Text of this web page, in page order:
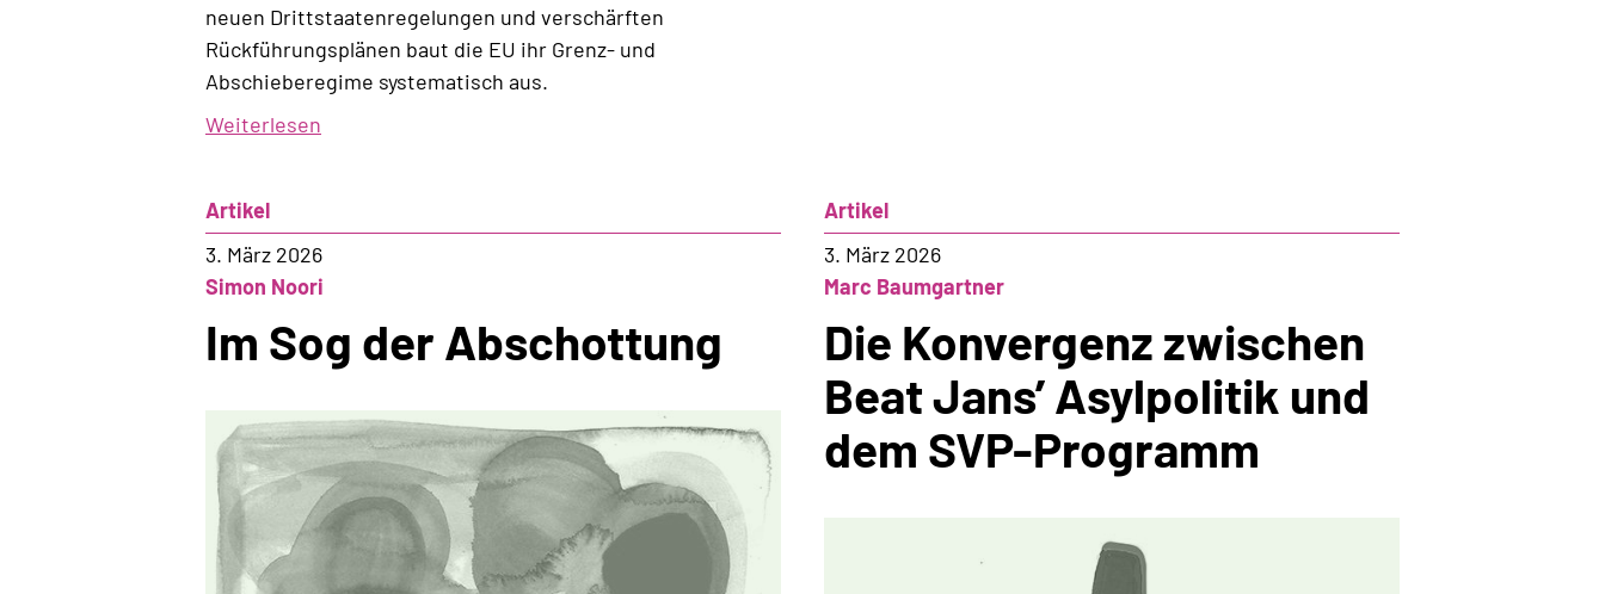
neuen Drittstaatenregelungen und verschärften
Rückführungsplänen baut die EU ihr Grenz- und
Abschieberegime systematisch aus.
Weiterlesen
der
Abschottung
Artikel
3. März 2026
Simon Noori
Im Sog der Abschottung
Artikel
3. März 2026
Marc Baumgartner
Die Konvergenz zwischen
Beat Jans’ Asylpolitik und
dem SVP-Programm